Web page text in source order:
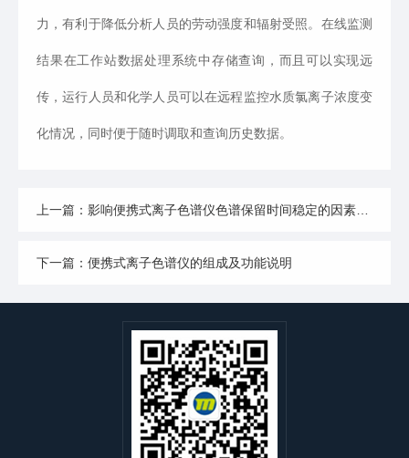
力，有利于降低分析人员的劳动强度和辐射受照。在线监测
结果在工作站数据处理系统中存储查询，而且可以实现远
传，运行人员和化学人员可以在远程监控水质氯离子浓度变
化情况，同时便于随时调取和查询历史数据。
下一篇：便携式离子色谱仪的组成及功能说明